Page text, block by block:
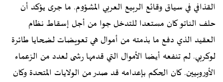
القذافي في سياق وقائع الربيع العربي المشؤوم. ما جرى يؤكد أن
حلف الناتو كان مستعدا للتدخل جوا من أجل إسقاط نظام
العقيد الذي دفع ما بذمته من أموال هي تعويضات لضحايا طائرة
لوكربي. لم تنفعه أيضا الأموال التي قدمها رشى لعدد من الزعماء
الأوروبيين. كان الحكم بإعدامه قد صدر من الولايات المتحدة وكان